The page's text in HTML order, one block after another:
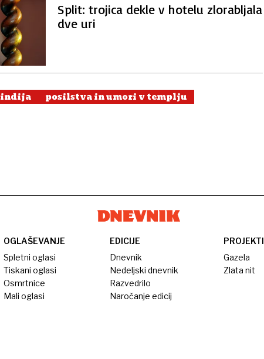
Split: trojica dekle v hotelu zlorabljala
dve uri
indija posilstva in umori v templju
OGLAŠEVANJE
Spletni oglasi
Tiskani oglasi
Osmrtnice
Mali oglasi
EDICIJE
Dnevnik
Nedeljski dnevnik
Razvedrilo
Naročanje edicij
PROJEKTI
Gazela
Zlata nit